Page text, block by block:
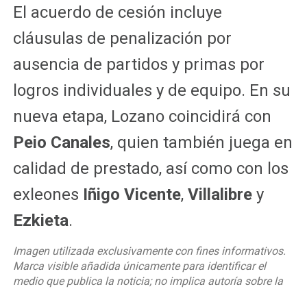
El acuerdo de cesión incluye
cláusulas de penalización por
ausencia de partidos y primas por
logros individuales y de equipo. En su
nueva etapa, Lozano coincidirá con
Peio Canales, quien también juega en
calidad de prestado, así como con los
exleones Iñigo Vicente, Villalibrey
Ezkieta.
Imagen utilizada exclusivamente con fines informativos.
Marca visible añadida únicamente para identificar el
medio que publica la noticia; no implica autoría sobre la